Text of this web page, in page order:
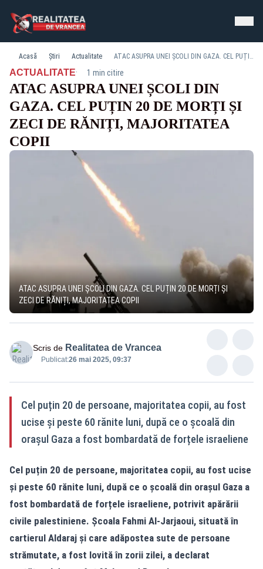
Acasă Știri Actualitate ATAC ASUPRA UNEI ȘCOLI DIN GAZA. CEL PUȚIN 20 DE MORȚI ȘI ZECI DE RĂNIȚI, MAJORITATEA COPII
ACTUALITATE· 1 min citire
ATAC ASUPRA UNEI ȘCOLI DIN
GAZA. CEL PUȚIN 20 DE MORȚI ȘI
ZECI DE RĂNIȚI, MAJORITATEA
COPII
ATAC ASUPRA UNEI ȘCOLI DIN GAZA. CEL PUȚIN 20 DE MORȚI ȘI
ZECI DE RĂNIȚI, MAJORITATEA COPII
Scris de Realitatea de Vrancea
Publicat:26 mai 2025, 09:37
Cel puțin 20 de persoane, majoritatea copii, au fost
ucise și peste 60 rănite luni, după ce o școală din
orașul Gaza a fost bombardată de forțele israeliene
Cel puțin 20 de persoane, majoritatea copii, au fost ucise
și peste 60 rănite luni, după ce o școală din orașul Gaza a
fost bombardată de forțele israeliene, potrivit apărării
civile palestiniene. Școala Fahmi Al-Jarjaoui, situată în
cartierul Aldaraj și care adăpostea sute de persoane
strămutate, a fost lovită în zorii zilei, a declarat